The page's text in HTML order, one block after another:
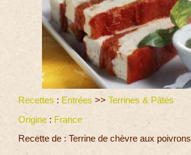
Recettes : Entrées >> Terrines & Pâtés
Origine : France
Recette de : Terrine de chèvre aux poivrons